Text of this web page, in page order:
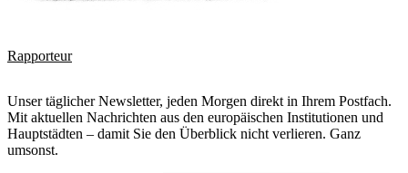
Rapporteur
Unser täglicher Newsletter, jeden Morgen direkt in Ihrem Postfach.
Mit aktuellen Nachrichten aus den europäischen Institutionen und
Hauptstädten – damit Sie den Überblick nicht verlieren. Ganz
umsonst.